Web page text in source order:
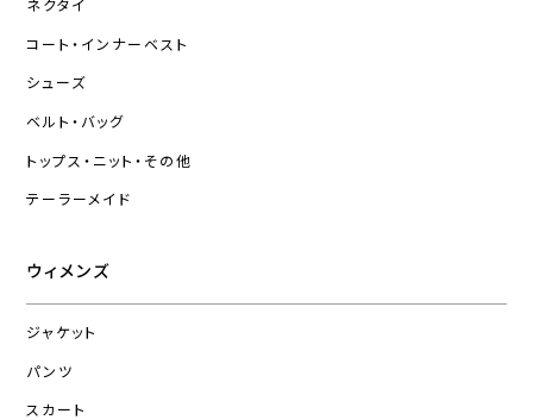
ネクタイ
コート・インナーベスト
シューズ
ベルト・バッグ
トップス・ニット・その他
テーラーメイド
ウィメンズ
ジャケット
パンツ
スカート